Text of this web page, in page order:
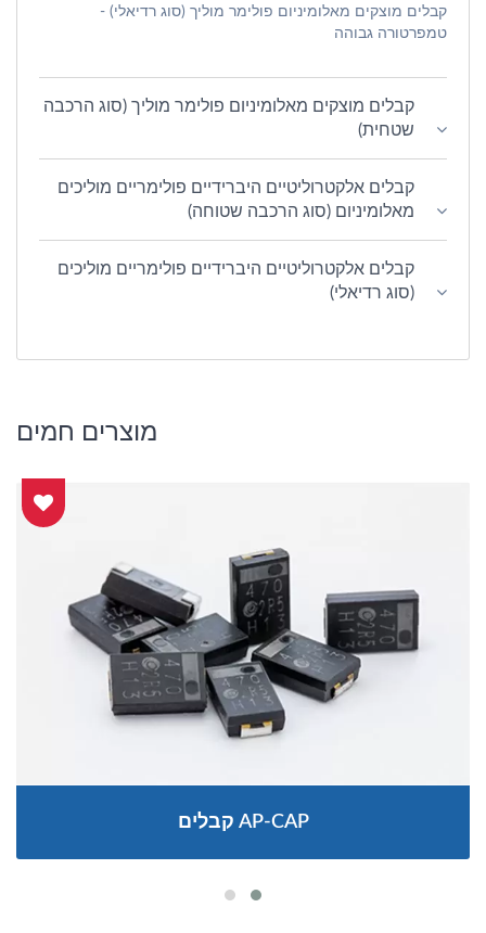
קבלים מוצקים מאלומיניום פולימר מוליך (סוג רדיאלי) -
טמפרטורה גבוהה
קבלים מוצקים מאלומיניום פולימר מוליך (סוג הרכבה
שטחית)
קבלים אלקטרוליטיים היברידיים פולימריים מוליכים
מאלומיניום (סוג הרכבה שטוחה)
קבלים אלקטרוליטיים היברידיים פולימריים מוליכים
(סוג רדיאלי)
מוצרים חמים
קבלים AP-CAP